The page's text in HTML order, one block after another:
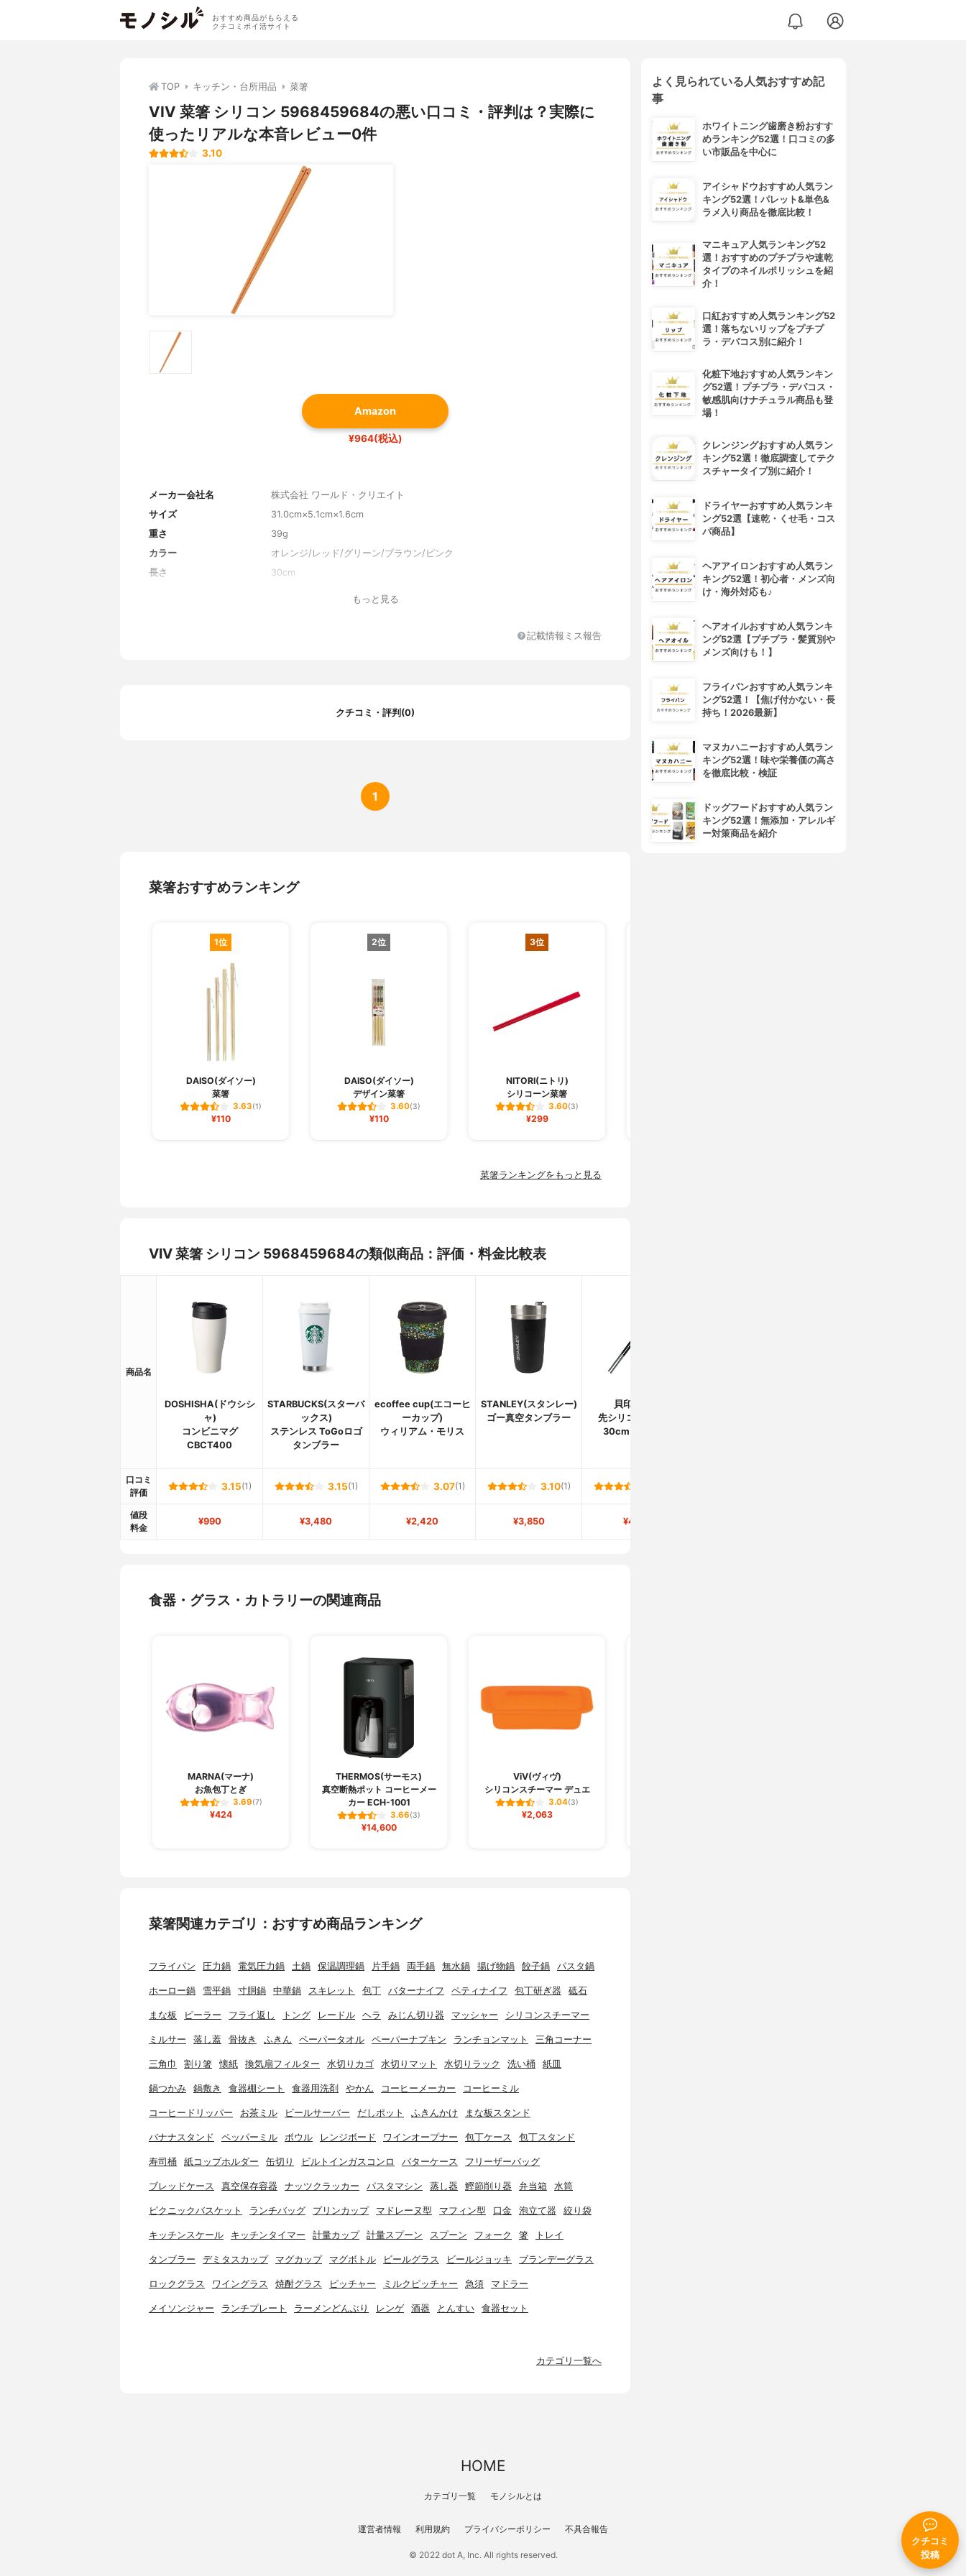
おすすめ商品がもらえる
クチコミポイ活サイト
クチコミ
投稿
TOP キッチン・台所用品 菜箸
VIV 菜箸 シリコン 5968459684の悪い口コミ・評判は？実際に
使ったリアルな本音レビュー0件
3.10
Amazon
¥964(税込)
メーカー会社名
株式会社 ワールド・クリエイト
サイズ
31.0cm×5.1cm×1.6cm
重さ
39g
カラー
オレンジ/レッド/グリーン/ブラウン/ピンク
長さ
30cm
もっと見る
記載情報ミス報告
クチコミ・評判(0)
1
菜箸おすすめランキング
1位
DAISO(ダイソー)
菜箸
3.63(1)
¥110
2位
DAISO(ダイソー)
デザイン菜箸
3.60(3)
¥110
3位
NITORI(ニトリ)
シリコーン菜箸
3.60(3)
¥299
菜箸ランキングをもっと見る
VIV 菜箸 シリコン 5968459684の類似商品：評価・料金比較表
商品名
DOSHISHA(ドウシシ
ャ)
コンビニマグ
CBCT400
STARBUCKS(スターバ
ックス)
ステンレス ToGoロゴ
タンブラー
ecoffee cup(エコーヒ
ーカップ)
ウィリアム・モリス
STANLEY(スタンレー)
ゴー真空タンブラー
貝印(KAI)
先シリコーン菜箸
30cm DH7105
口コミ
評価
3.15(1) 3.15(1) 3.07(1) 3.10(1)
値段
料金
¥990 ¥3,480 ¥2,420 ¥3,850 ¥405
食器・グラス・カトラリーの関連商品
MARNA(マーナ)
お魚包丁とぎ
3.69(7)
¥424
THERMOS(サーモス)
真空断熱ポット コーヒーメー
カー ECH-1001
3.66(3)
¥14,600
ViV(ヴィヴ)
シリコンスチーマー デュエ
3.04(3)
¥2,063
菜箸関連カテゴリ：おすすめ商品ランキング
フライパン 圧力鍋 電気圧力鍋 土鍋 保温調理鍋 片手鍋 両手鍋 無水鍋 揚げ物鍋 餃子鍋 パスタ鍋
ホーロー鍋 雪平鍋 寸胴鍋 中華鍋 スキレット 包丁 バターナイフ ペティナイフ 包丁研ぎ器 砥石
まな板 ピーラー フライ返し トング レードル ヘラ みじん切り器 マッシャー シリコンスチーマー
ミルサー 落し蓋 骨抜き ふきん ペーパータオル ペーパーナプキン ランチョンマット 三角コーナー
三角巾 割り箸 懐紙 換気扇フィルター 水切りカゴ 水切りマット 水切りラック 洗い桶 紙皿
鍋つかみ 鍋敷き 食器棚シート 食器用洗剤 やかん コーヒーメーカー コーヒーミル
コーヒードリッパー お茶ミル ビールサーバー だしポット ふきんかけ まな板スタンド
バナナスタンド ペッパーミル ボウル レンジボード ワインオープナー 包丁ケース 包丁スタンド
寿司桶 紙コップホルダー 缶切り ビルトインガスコンロ バターケース フリーザーバッグ
ブレッドケース 真空保存容器 ナッツクラッカー パスタマシン 蒸し器 鰹節削り器 弁当箱 水筒
ピクニックバスケット ランチバッグ プリンカップ マドレーヌ型 マフィン型 口金 泡立て器 絞り袋
キッチンスケール キッチンタイマー 計量カップ 計量スプーン スプーン フォーク 箸 トレイ
タンブラー デミタスカップ マグカップ マグボトル ビールグラス ビールジョッキ ブランデーグラス
ロックグラス ワイングラス 焼酎グラス ピッチャー ミルクピッチャー 急須 マドラー
メイソンジャー ランチプレート ラーメンどんぶり レンゲ 酒器 とんすい 食器セット
カテゴリ一覧へ
よく見られている人気おすすめ記
事
ホワイトニング歯磨き粉おすす
めランキング52選！口コミの多
い市販品を中心に
アイシャドウおすすめ人気ラン
キング52選！パレット&単色&
ラメ入り商品を徹底比較！
マニキュア人気ランキング52
選！おすすめのプチプラや速乾
タイプのネイルポリッシュを紹
介！
口紅おすすめ人気ランキング52
選！落ちないリップをプチプ
ラ・デパコス別に紹介！
化粧下地おすすめ人気ランキン
グ52選！プチプラ・デパコス・
敏感肌向けナチュラル商品も登
場！
クレンジングおすすめ人気ラン
キング52選！徹底調査してテク
スチャータイプ別に紹介！
ドライヤーおすすめ人気ランキ
ング52選【速乾・くせ毛・コス
パ商品】
ヘアアイロンおすすめ人気ラン
キング52選！初心者・メンズ向
け・海外対応も♪
ヘアオイルおすすめ人気ランキ
ング52選【プチプラ・髪質別や
メンズ向けも！】
フライパンおすすめ人気ランキ
ング52選！【焦げ付かない・長
持ち！2026最新】
マヌカハニーおすすめ人気ラン
キング52選！味や栄養価の高さ
を徹底比較・検証
ドッグフードおすすめ人気ラン
キング52選！無添加・アレルギ
ー対策商品を紹介
HOME
カテゴリ一覧 モノシルとは
運営者情報 利用規約 プライバシーポリシー 不具合報告
© 2022 dot A, Inc. All rights reserved.